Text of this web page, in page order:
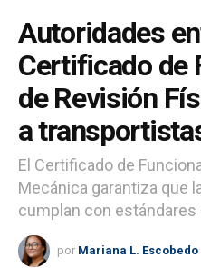
Autoridades
Certificado de
de Revisión
a
El Certificado de
Mecánica garantiza que
cumplan con estándares
por Mariana L. Escobedo